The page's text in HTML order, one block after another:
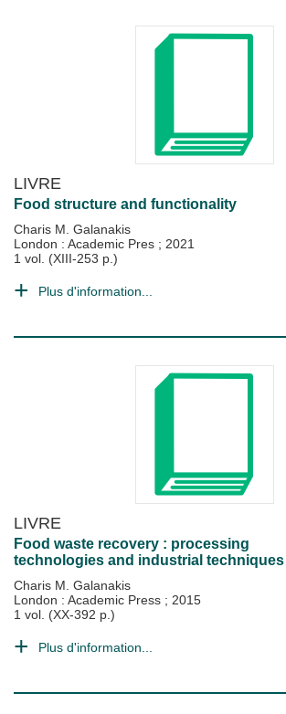
LIVRE
Food structure and functionality
Charis M. Galanakis
London : Academic Pres ; 2021
1 vol. (XIII-253 p.)
Plus d'information...
LIVRE
Food waste recovery : processing
technologies and industrial techniques
Charis M. Galanakis
London : Academic Press ; 2015
1 vol. (XX-392 p.)
Plus d'information...